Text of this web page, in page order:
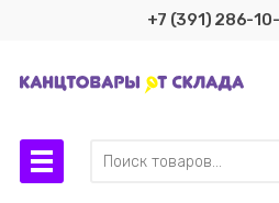
+7 (391) 286-